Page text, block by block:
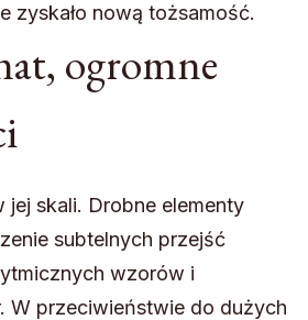
zyskało nową tożsamość.
ogromne
jej skali. Drobne elementy
subtelnych przejść
wzorów i
W przeciwieństwie do dużych